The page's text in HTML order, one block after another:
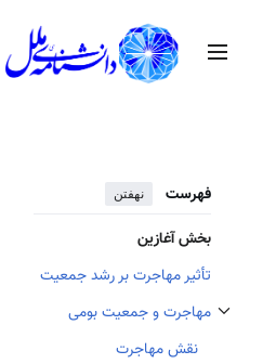
منوی اصلی
فهرست نهفتن
بخش آغازین
تأثیر مهاجرت بر رشد جمعیت
مهاجرت و جمعیت بومی
تغییر وضعیت زیربخش‌های مهاجرت و جمعیت بومی
نقش مهاجرت